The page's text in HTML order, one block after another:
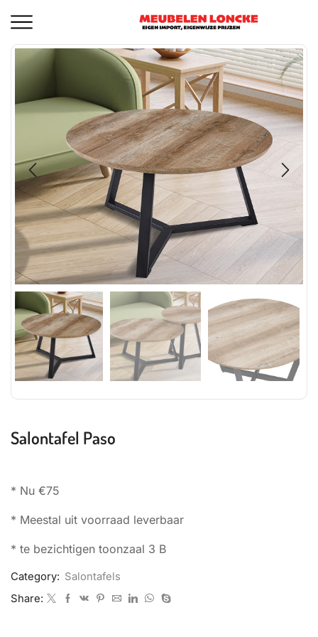
Salontafel Paso
* Nu €75
* Meestal uit voorraad leverbaar
* te bezichtigen toonzaal 3 B
Category: Salontafels
Share: